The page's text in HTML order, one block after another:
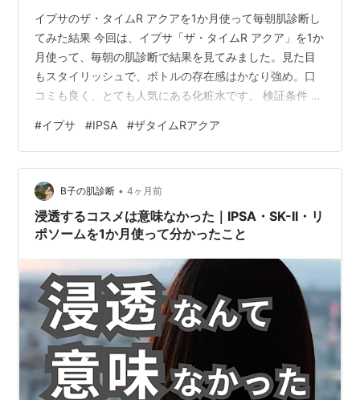
イプサのザ・タイムR アクアを1か月使って毎朝肌診断し
てみた結果 今回は、イプサ「ザ・タイムR アクア」を1か
月使って、毎朝の肌診断で結果を見てみました。見た目
もスタイリッシュで、ボトルの存在感はかなり強め。口
コミも良く、とても人気にある化粧水です。 検証条件 今
クアを1か月使用 毎朝、同じタイミングで肌診断 確認し
たのは「水分量」「毛穴」「しわ」 要するに、「塗った
直後のなんとなく良い感じ」ではなく、毎朝どう出たか
を1カ月間見ています。 結論：イプサのザ・タイムR アク
アは私の肌ではC級判定 先に結論を書くと、今回のイプ
サの化粧水はC級…
#イプサ #IPSA #ザタイムRアクア
B子の肌診断 • 4ヶ月前
浸透するコスメは意味なかった｜IPSA・SK-II・リ
ポソームを1か月使って分かったこと